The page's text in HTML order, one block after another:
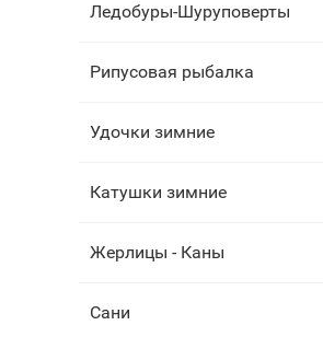
Ледобуры-Шуруповерты
Рипусовая рыбалка
Удочки зимние
Катушки зимние
Жерлицы - Каны
Сани